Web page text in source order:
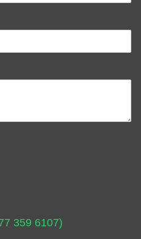
359 6107)